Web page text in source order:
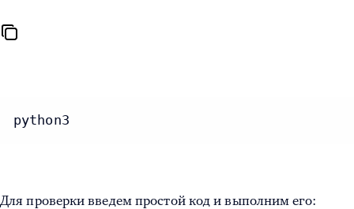
python3
Для проверки введем простой код и выполним его: